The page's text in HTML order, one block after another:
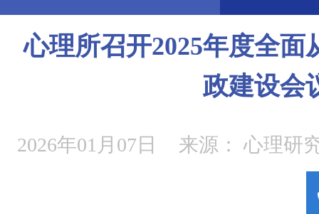
心理所召开2025年度全面
政建设会
2026年01月07日 来源： 心理研